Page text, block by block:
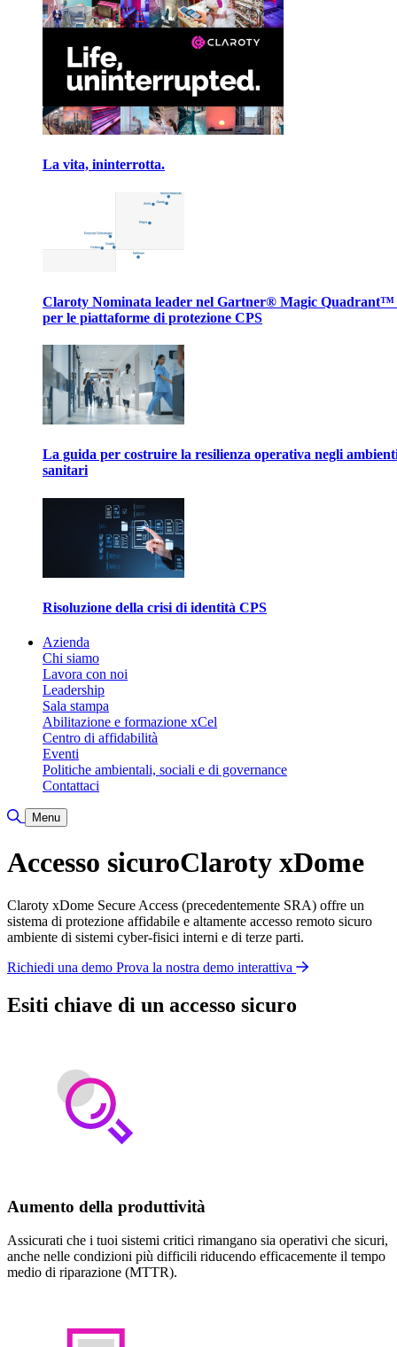
La vita, ininterrotta.
Claroty Nominata leader nel Gartner® Magic Quadrant™
per le piattaforme di protezione CPS
La guida per costruire la resilienza operativa negli
sanitari
Risoluzione della crisi di identità CPS
Azienda
Chi siamo
Lavora con noi
Leadership
Sala stampa
Abilitazione e formazione xCel
Centro di affidabilità
Eventi
Politiche ambientali, sociali e di governance
Contattaci
Attiva/disattiva ricerca
Menu
Accesso sicuroClaroty xDome
Claroty xDome Secure Access (precedentemente SRA) offre un
sistema di protezione affidabile e altamente accesso remoto sicuro
ambiente di sistemi cyber-fisici interni e di terze parti.
Richiedi una demo Prova la nostra demo interattiva
Esiti chiave di un accesso sicuro
Aumento della produttività
Assicurati che i tuoi sistemi critici rimangano sia operativi che sicuri,
anche nelle condizioni più difficili riducendo efficacemente il tempo
medio di riparazione (MTTR).